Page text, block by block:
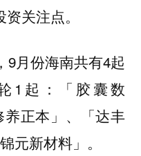
关注点。
9月份海南共有4起
1起：「胶囊数
正本」、「达丰
元新材料」。